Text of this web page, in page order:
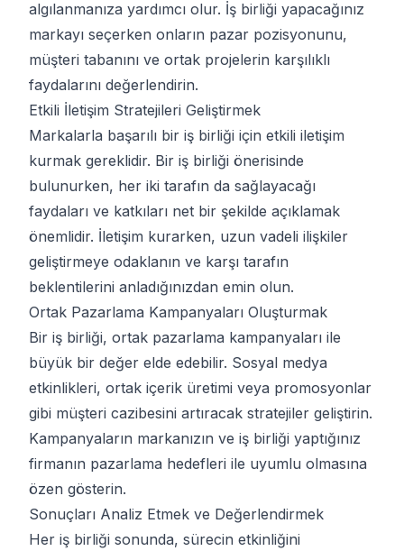
algılanmanıza yardımcı olur. İş birliği yapacağınız
markayı seçerken onların pazar pozisyonunu,
müşteri tabanını ve ortak projelerin karşılıklı
faydalarını değerlendirin.
Etkili İletişim Stratejileri Geliştirmek
Markalarla başarılı bir iş birliği için etkili iletişim
kurmak gereklidir. Bir iş birliği önerisinde
bulunurken, her iki tarafın da sağlayacağı
faydaları ve katkıları net bir şekilde açıklamak
önemlidir. İletişim kurarken, uzun vadeli ilişkiler
geliştirmeye odaklanın ve karşı tarafın
beklentilerini anladığınızdan emin olun.
Ortak Pazarlama Kampanyaları Oluşturmak
Bir iş birliği, ortak pazarlama kampanyaları ile
büyük bir değer elde edebilir. Sosyal medya
etkinlikleri, ortak içerik üretimi veya promosyonlar
gibi müşteri cazibesini artıracak stratejiler geliştirin.
Kampanyaların markanızın ve iş birliği yaptığınız
firmanın pazarlama hedefleri ile uyumlu olmasına
özen gösterin.
Sonuçları Analiz Etmek ve Değerlendirmek
Her iş birliği sonunda, sürecin etkinliğini